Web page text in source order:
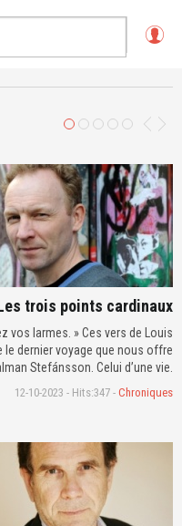
g
trois points cardinaux
vos larmes. » Ces vers de Louis
le dernier voyage que nous offre
Stefánsson. Celui d’une vie.
12-10-2023 - Hits:347 - Chroniques